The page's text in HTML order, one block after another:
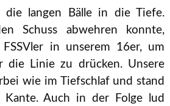
die langen Bälle in die Tiefe.
Schuss abwehren konnte,
in unserem 16er, um
die Linie zu drücken. Unsere
wie im Tiefschlaf und stand
Auch in der Folge lud